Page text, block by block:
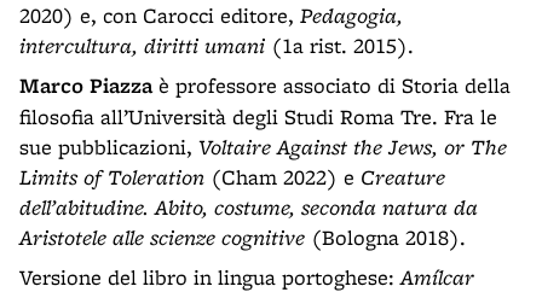
2020) e, con Carocci editore, Pedagogia,
intercultura, diritti umani (1a rist. 2015).
Marco Piazzaè professore associato di Storia della
filosofia all’Università degli Studi Roma Tre. Fra le
sue pubblicazioni, Voltaire Against the Jews, or The
Limits of Toleration (Cham 2022) e Creature
dell’abitudine. Abito, costume, seconda natura da
Aristotele alle scienze cognitive (Bologna 2018).
Versione del libro in lingua portoghese:Amílcar